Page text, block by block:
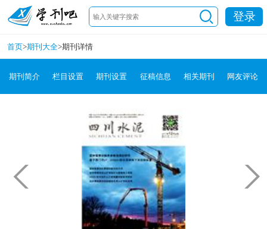
登录
首页>期刊大全>期刊详情
期刊简介 栏目设置 期刊设置 征稿信息 相关期刊 网友评论